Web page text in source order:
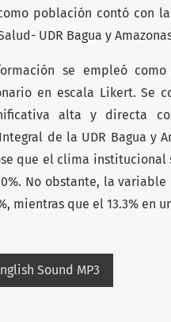
población contó con
UDR Bagua y
se empleó
en escala Likert. Se
alta y directa
de la UDR Bagua y
que el clima
No obstante, la
mientras que el 13.3% en
Sound MP3